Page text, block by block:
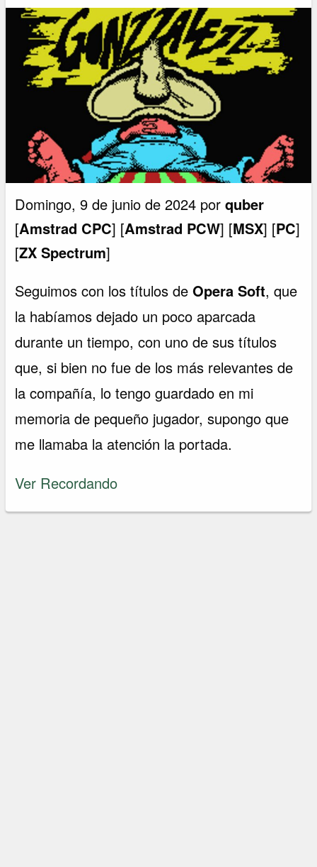
Domingo, 9 de junio de 2024 porquber
[Amstrad CPC] [Amstrad PCW] [MSX] [PC]
[ZX Spectrum]
Seguimos con los títulos deOpera Soft, que
la habíamos dejado un poco aparcada
durante un tiempo, con uno de sus títulos
que, si bien no fue de los más relevantes de
la compañía, lo tengo guardado en mi
memoria de pequeño jugador, supongo que
me llamaba la atención la portada.
Ver Recordando